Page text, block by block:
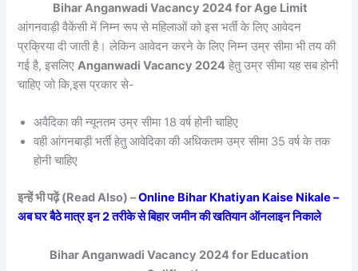
Bihar Anganwadi Vacancy 2024 for Age Limit
आंगनवाड़ी वैकेंसी में निम्न रूप से महिलाओं को इस भर्ती के लिए आवेदन
प्रक्रिया दी जाती है। लेकिन आवेदन करने के लिए निम्न उम्र सीमा भी तय की
गई है, इसलिएAnganwadi Vacancy 2024 हेतु उम्र सीमा यह सब होनी
चाहिए जो कि,इस प्रकार से-
अवैदिका की न्यूनतम उम्र सीमा 18 वर्ष होनी चाहिए
वही आंगनबाड़ी भर्ती हेतु आवेदिका की अधिकतम उम्र सीमा 35 वर्ष के तक
होनी चाहिए
इन्हें भी पढ़ें (Read Also) –Online Bihar Khatiyan Kaise Nikale –
अब घर बैठे मात्र इन 2 तरीके से बिहार जमीन की खतियान ऑनलाइन निकाले
Bihar Anganwadi Vacancy 2024 for Education